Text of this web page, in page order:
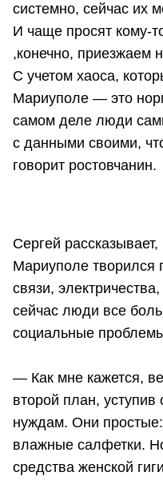
системно, сейчас их
И чаще просят кому-
,конечно, приезжаем
С учетом хаоса,
Мариуполе — это
самом деле люди
с данными своими,
говорит ростовчанин.
Сергей
Мариуполе творился
связи,
сейчас люди все
социальные
— Как мне кажется,
второй план,
нуждам. Они
влажные салфетки.
средства женской